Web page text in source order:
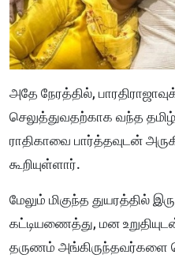
அதே நேரத்தில்,
செலுத்துவதற்காக வந்த
ராதிகாவை பார்த்தவுடன்
கூறியுள்ளார்.
மேலும் மிகுந்த துயரத்தில்
கட்டியணைத்து, மன
தருணம் அங்கிருந்தவர்களை